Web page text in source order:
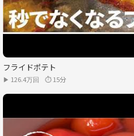
フライドポテト
▶ 126.4万回 ⏱ 15分